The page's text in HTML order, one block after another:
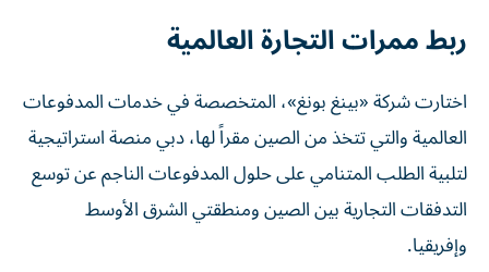
ربط ممرات التجارة العالمية
اختارت شركة «بينغ بونغ»، المتخصصة في خدمات المدفوعات
العالمية والتي تتخذ من الصين مقراً لها، دبي منصة استراتيجية
لتلبية الطلب المتنامي على حلول المدفوعات الناجم عن توسع
التدفقات التجارية بين الصين ومنطقتي الشرق الأوسط
وإفريقيا.